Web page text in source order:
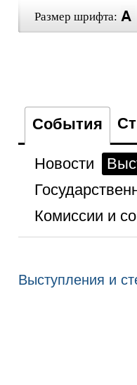
Размер шрифта:
События
Новости
Комиссии и
Выступления и